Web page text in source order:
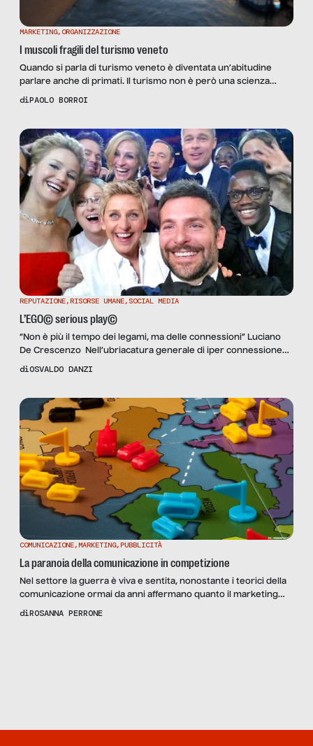
MARKETING,ORGANIZZAZIONE
I muscoli fragili del turismo veneto
Quando si parla di turismo veneto è diventata un’abitudine
parlare anche di primati. Il turismo non è però una scienza
esatta, è un insieme di molte componenti, costantemente
ufficiale del movimento turistico nel Veneto nell’anno 2017,
secondo […]
diPAOLO BORROI
REPUTAZIONE,RISORSE UMANE, SOCIAL MEDIA
L’EGO© serious play©
“Non è più il tempo dei legami, ma delle connessioni” Luciano
De Crescenzo Nell’ubriacatura generale di iper connessione
da cui nessuno è escluso (nemmeno il sottoscritto) diventa
angoli dei buffet allestiti all’esterno dei convegni […]
diOSVALDO DANZI
COMUNICAZIONE,MARKETING,PUBBLICITÀ
La paranoia della comunicazione in competizione
Nel settore la guerra è viva e sentita, nonostante i teorici della
comunicazione ormai da anni affermano quanto il marketing
abbia abbandonato il carattere militaresco che lo caratterizzava
diROSANNA PERRONE